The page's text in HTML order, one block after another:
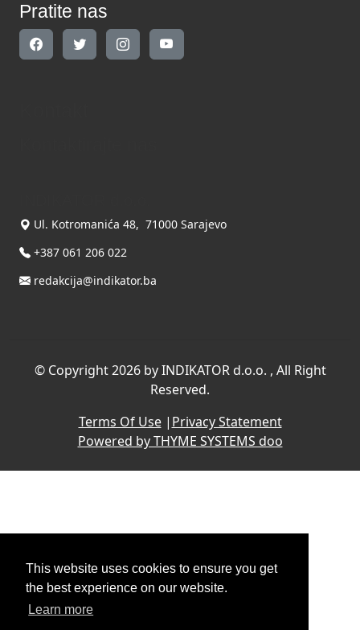
This website uses cookies to ensure you get
the best experience on our website.
Learn more
Pratite nas
Ul. Kotromanića 48, 71000 Sarajevo
+387 061 206 022
redakcija@indikator.ba
© Copyright 2026 by INDIKATOR d.o.o. , All Right
Reserved.
Terms Of Use| Privacy Statement
Powered by THYME SYSTEMS doo